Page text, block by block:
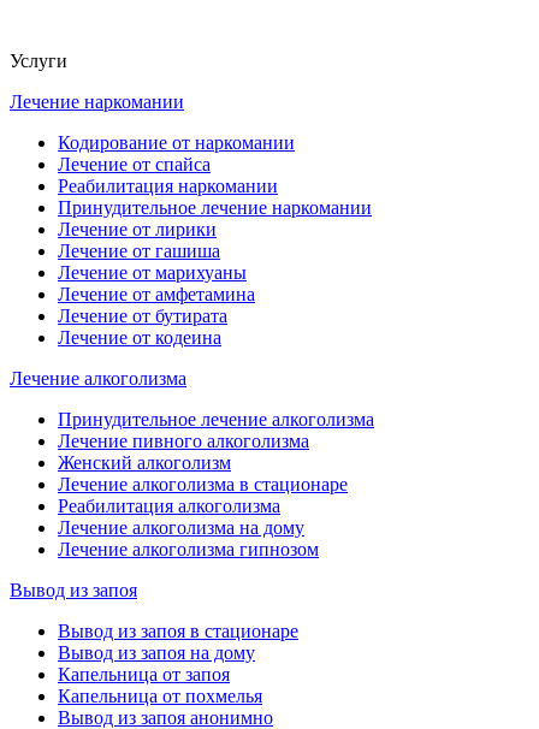
Услуги
Лечение наркомании
Кодирование от наркомании
Лечение от спайса
Реабилитация наркомании
Принудительное лечение наркомании
Лечение от лирики
Лечение от гашиша
Лечение от марихуаны
Лечение от амфетамина
Лечение от бутирата
Лечение от кодеина
Лечение алкоголизма
Принудительное лечение алкоголизма
Лечение пивного алкоголизма
Женский алкоголизм
Лечение алкоголизма в стационаре
Реабилитация алкоголизма
Лечение алкоголизма на дому
Лечение алкоголизма гипнозом
Вывод из запоя
Вывод из запоя в стационаре
Вывод из запоя на дому
Капельница от запоя
Капельница от похмелья
Вывод из запоя анонимно